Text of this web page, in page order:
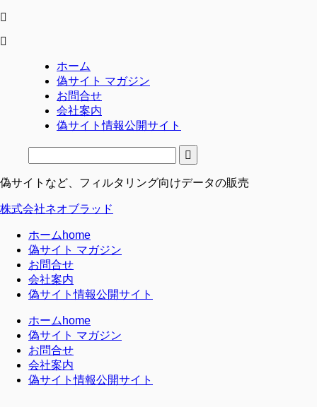
ホーム
偽サイト マガジン
お問合せ
会社案内
偽サイト情報公開サイト
偽サイトなど、フィルタリング向けデータの販売
株式会社ネオブラッド
ホーム home
偽サイト マガジン
お問合せ
会社案内
偽サイト情報公開サイト
ホーム home
偽サイト マガジン
お問合せ
会社案内
偽サイト情報公開サイト